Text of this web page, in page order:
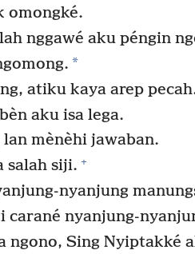
omongké.
nggawé aku péngin
*
atiku kaya arep
aku isa lega.
mènèhi jawaban.
salah siji. +
nyanjung
carané nyanjung-
ngono, Sing Nyiptakké